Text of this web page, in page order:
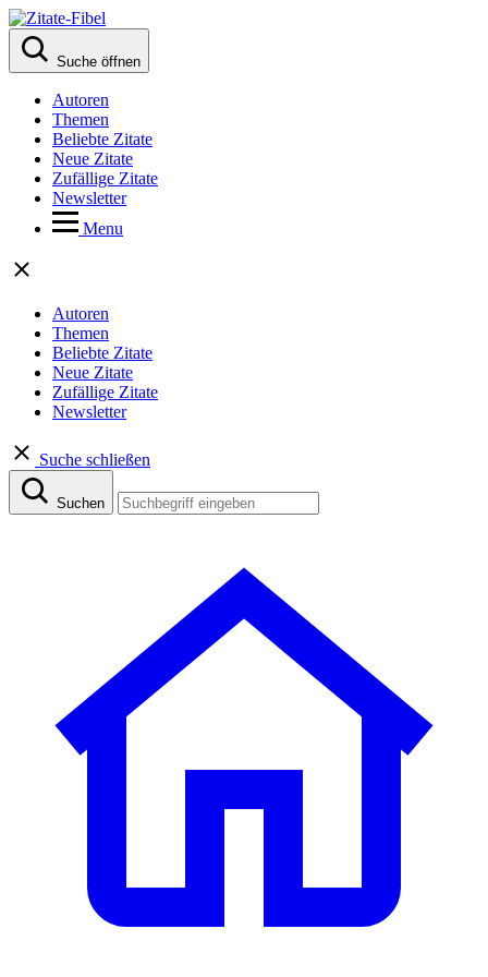
Suche öffnen
Autoren
Themen
Beliebte Zitate
Neue Zitate
Zufällige Zitate
Newsletter
Menu
Autoren
Themen
Beliebte Zitate
Neue Zitate
Zufällige Zitate
Newsletter
Suche schließen
Suchen